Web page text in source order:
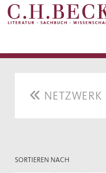
NETZWERK
SORTIEREN NACH